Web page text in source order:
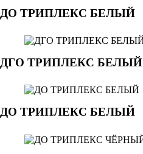
ДО ТРИПЛЕКС БЕЛЫЙ
ДГО ТРИПЛЕКС БЕЛЫЙ
ДО ТРИПЛЕКС БЕЛЫЙ